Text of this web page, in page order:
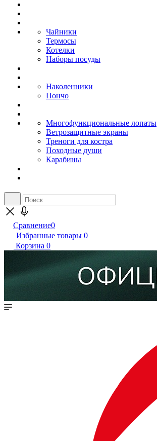
Чайники
Термосы
Котелки
Наборы посуды
Наколенники
Пончо
Многофункциональные лопаты
Ветрозащитные экраны
Треноги для костра
Походные души
Карабины
Сравнение0
Избранные товары 0
Корзина 0